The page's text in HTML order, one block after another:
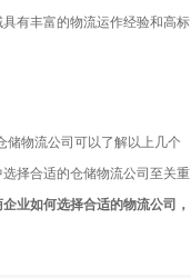
有丰富的物流运作经验和高标
物流公司可以了解以上几个
择合适的仓储物流公司至关重
企业如何选择合适的物流公司，